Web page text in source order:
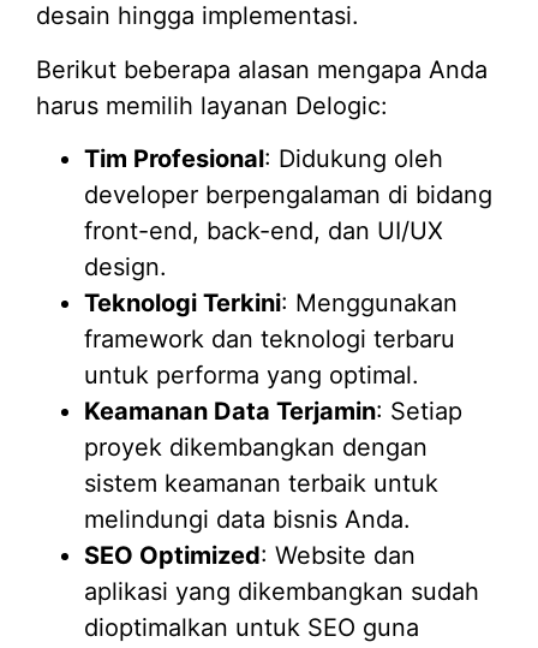
desain hingga implementasi.
Berikut beberapa alasan mengapa Anda
harus memilih layanan Delogic:
Tim Profesional: Didukung oleh
developer berpengalaman di bidang
front-end, back-end, dan UI/UX
design.
Teknologi Terkini: Menggunakan
framework dan teknologi terbaru
untuk performa yang optimal.
Keamanan Data Terjamin: Setiap
proyek dikembangkan dengan
sistem keamanan terbaik untuk
melindungi data bisnis Anda.
SEO Optimized: Website dan
aplikasi yang dikembangkan sudah
dioptimalkan untuk SEO guna